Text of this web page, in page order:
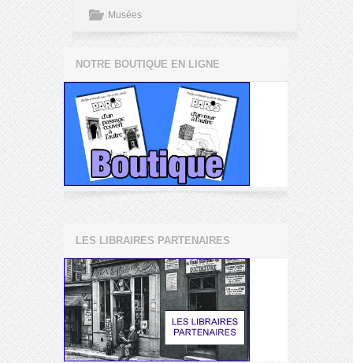
Musées
NOTRE BOUTIQUE EN LIGNE
LES LIBRAIRES PARTENAIRES